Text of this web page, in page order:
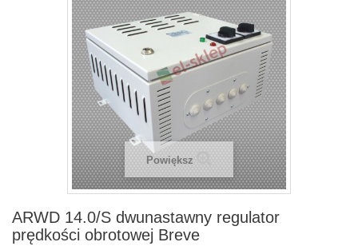
Powiększ
ARWD 14.0/S dwunastawny regulator
prędkości obrotowej Breve